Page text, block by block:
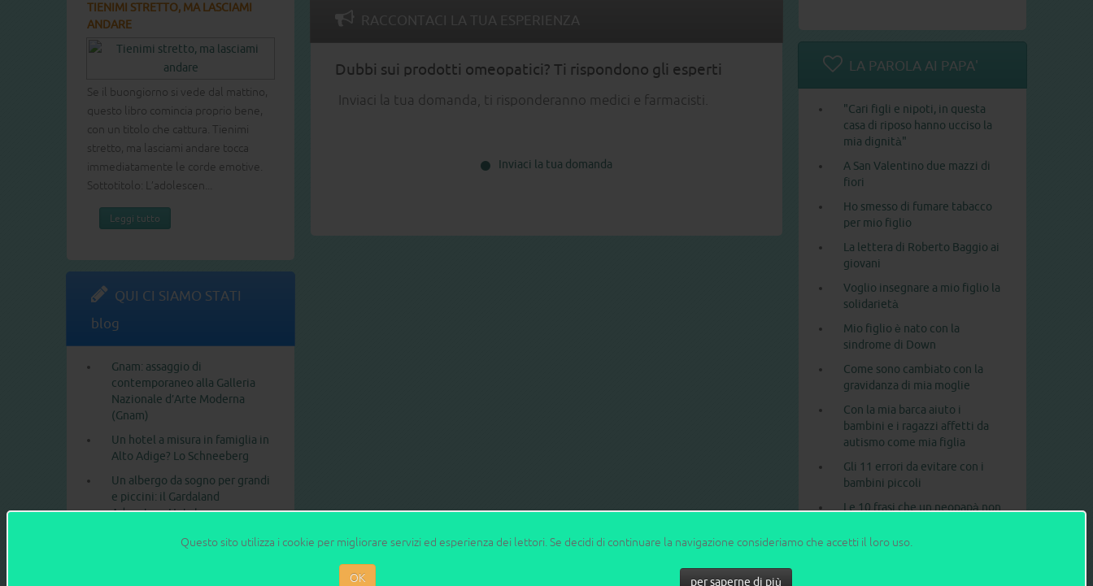
Questo sito utilizza i cookie per migliorare servizi ed esperienza dei lettori. Se decidi di continuare la navigazione consideriamo che accetti il loro uso.
OK per saperne di più
RACCONTACI LA TUA ESPERIENZA
Dubbi sui prodotti omeopatici? Ti rispondono gli esperti
Inviaci la tua domanda, ti risponderanno medici e farmacisti.
Inviaci la tua domanda
TIENIMI STRETTO, MA LASCIAMI
ANDARE
Se il buongiorno si vede dal mattino,
questo libro comincia proprio bene,
con un titolo che cattura. Tienimi
stretto, ma lasciami andare tocca
immediatamente le corde emotive.
Sottotitolo: L’adolescen...
Leggi tutto
QUI CI SIAMO STATI
blog
Gnam: assaggio di
contemporaneo alla Galleria
Nazionale d’Arte Moderna
(Gnam)
Un hotel a misura in famiglia in
Alto Adige? Lo Schneeberg
Un albergo da sogno per grandi
e piccini: il Gardaland
Adventure Hotel
In gita al Parco Nazionale delle
LA PAROLA AI PAPA'
"Cari figli e nipoti, in questa
casa di riposo hanno ucciso la
mia dignità"
A San Valentino due mazzi di
fiori
Ho smesso di fumare tabacco
per mio figlio
La lettera di Roberto Baggio ai
giovani
Voglio insegnare a mio figlio la
solidarietà
Mio figlio è nato con la
sindrome di Down
Come sono cambiato con la
gravidanza di mia moglie
Con la mia barca aiuto i
bambini e i ragazzi affetti da
autismo come mia figlia
Gli 11 errori da evitare con i
bambini piccoli
Le 10 frasi che un neopapà non
neomamma